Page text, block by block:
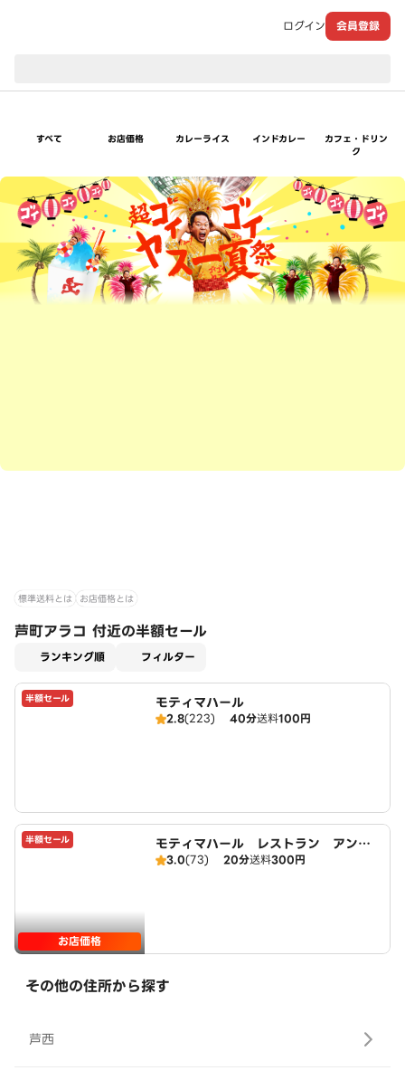
ログイン 会員登録
すべて お店価格 カレーライス インドカレー
カフェ・ドリン
ク
超ゴイゴイヤスー夏祭
標準送料とは お店価格とは
芦町アラコ 付近の半額セール
ランキング順 フィルター
半額セール モティマハール
2.8(223) 40分送料100円
半額セール
お店価格
モティマハール レストラン アンド
バー
3.0(73) 20分送料300円
その他の住所から探す
芦西